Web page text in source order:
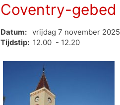
Coventry-gebed
Datum:
vrijdag 7 november 2025
Tijdstip: 12.00 - 12.20